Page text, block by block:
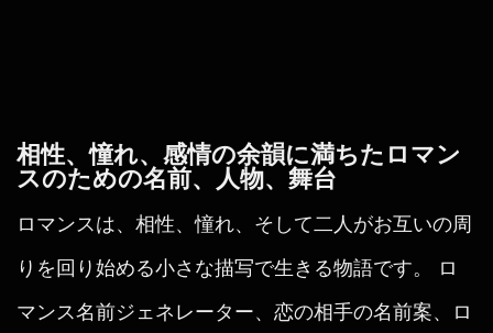
相性、憧れ、感情の余韻に満ちたロマン
スのための名前、人物、舞台
ロマンスは、相性、憧れ、そして二人がお互いの周
りを回り始める小さな描写で生きる物語です。 ロ
マンス名前ジェネレーター、恋の相手の名前案、ロ